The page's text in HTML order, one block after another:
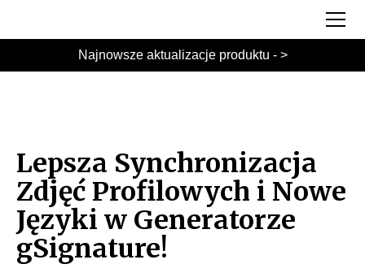
Najnowsze aktualizacje produktu - >
Lepsza Synchronizacja
Zdjęć Profilowych i Nowe
Języki w Generatorze
gSignature!